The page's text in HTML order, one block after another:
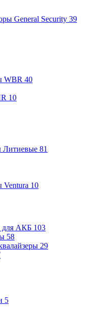
General Security 39
WBR 40
10
Литиевые 81
Ventura 10
для АКБ 103
58
29
5